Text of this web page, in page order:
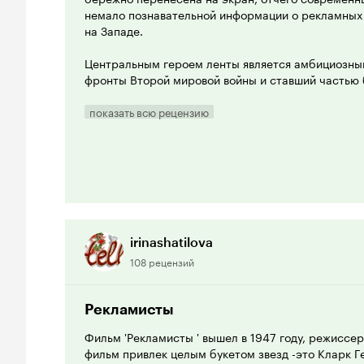
немало познавательной информации о
на Западе.
Центральным героем ленты является
фронты Второй мировой войны и ставший
своём жизненном и карьерном пути со
Смотрясь как документ своего времени,
Режиссёр Джек Конуэй делает зрителя не
всех производственных и личных драм в
типажей позволяет зрителю, с рекламным
Тогда как опытные рекламщики смогут окунуться
множества контекстов превращает
эмпирический и практический опыт.
показать всю рецензию
irinashatilova
108 рецензий
Рекламисты
Фильм 'Рекламисты ' вышел в 1947 году,
фильм привлек целым букетом звезд -это Кларк